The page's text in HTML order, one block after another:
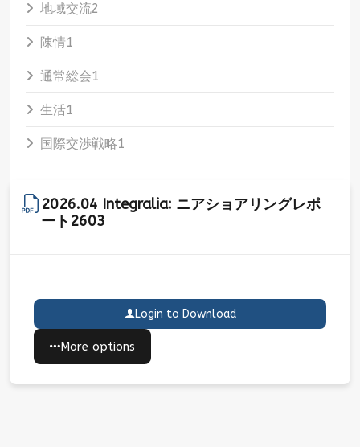
地域交流2
陳情1
通常総会1
生活1
国際交渉戦略1
2026.04 Integralia: ニアショアリングレポ
ート2603
Login to Download
More options